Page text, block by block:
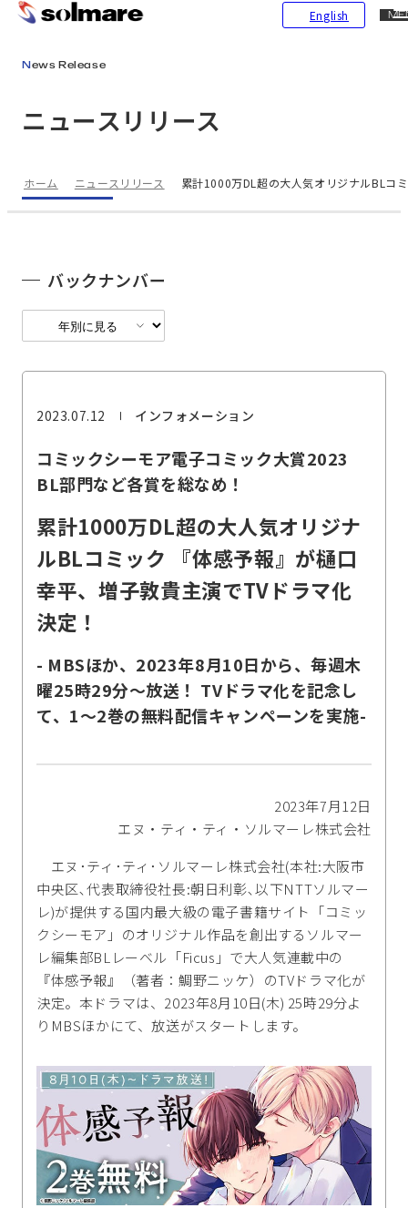
English
ニュースリリース
News Release
ホーム ニュースリリース 累計1000万DL超の大人気オリジナルBLコ
2023.07.12 インフォメーション
コミックシーモア電子コミック大賞2023
BL部門など各賞を総なめ！
累計1000万DL超の大人気オリジナ
ルBLコミック 『体感予報』が樋口
幸平、増子敦貴主演でTVドラマ化
決定！
- MBSほか、2023年8月10日から、毎週木
曜25時29分～放送！ TVドラマ化を記念し
て、1～2巻の無料配信キャンペーンを実施-
2023年7月12日
エヌ・ティ・ティ・ソルマーレ株式会社
エヌ･ティ･ティ･ソルマーレ株式会社(本社:大阪市
中央区､代表取締役社長:朝日利彰､以下NTTソルマー
レ)が提供する国内最大級の電子書籍サイト「コミッ
クシーモア」のオリジナル作品を創出するソルマー
レ編集部BLレーベル「Ficus」で大人気連載中の
『体感予報』（著者：鯛野ニッケ）のTVドラマ化が
決定。本ドラマは、2023年8月10日(木) 25時29分よ
りMBSほかにて、放送がスタートします。
バックナンバー